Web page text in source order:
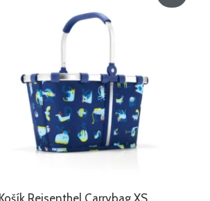
795 Kč.
je:
675 Kč.